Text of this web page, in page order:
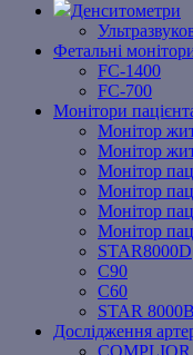
Денситометри
Фетальні
FC-1400
FC-700
Монітори
Монітор
Монітор
Mонітоp
Монітор
Монітор
Монітор
STAR8000D
C90
C60
STAR 8000B
Дослідження